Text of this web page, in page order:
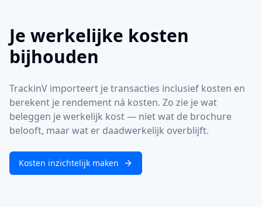
Je werkelijke kosten
bijhouden
TrackinV importeert je transacties inclusief kosten en
berekent je rendement ná kosten. Zo zie je wat
beleggen je werkelijk kost — niet wat de brochure
belooft, maar wat er daadwerkelijk overblijft.
Kosten inzichtelijk maken